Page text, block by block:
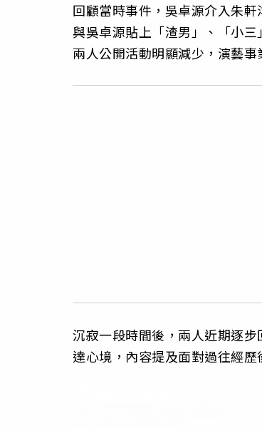
回顧當時事件，吳卓源介入朱
與吳卓源貼上「渣男」、「小
兩人公開活動明顯減少，演藝事
沉寂一段時間後，兩人近期逐
達心境，內容提及面對過往經